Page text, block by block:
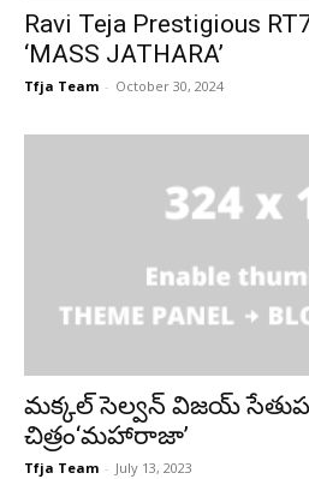
Ravi Teja Prestigious
‘MASS JATHARA’
Tfja Team - October 30, 2024
మక్కల్ సెల్వన్ విజయ్
చిత్రం‘మహారాజా’
Tfja Team - July 13, 2023